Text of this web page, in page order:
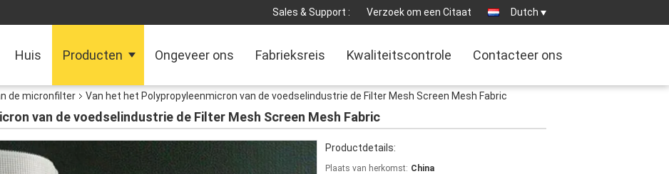
Sales & Support : Verzoek om een Citaat Dutch
Huis Producten Ongeveer ons Fabrieksreis Kwaliteitscontrole Contacteer ons
de micronfilter Van het het Polypropyleenmicron van de voedselindustrie de Filter Mesh Screen Mesh Fabric
van de voedselindustrie de Filter Mesh Screen Mesh Fabric
Productdetails:
Plaats van herkomst: China